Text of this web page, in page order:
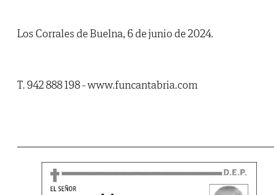
Los Corrales de Buelna, 6 de junio de 2024.
T. 942 888 198 - www.funcantabria.com